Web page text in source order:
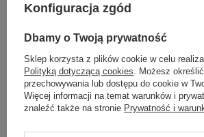
ZALOGUJ SIĘ I ZOBACZ
Masz pytanie? Chętnie pomożemy.
Zadzwoń+48 601 547 740 Zadaj
skład materiału : 95% wiskoza , 5% elastan
sposób prania : pranie w pralce w 30°C
Konfiguracja zgód
Dbamy o Twoją prywatność
Sklep korzysta z plików cookie w celu
Polityką dotyczącą cookies. Możesz
przechowywania lub dostępu do cookie w
Więcej informacji na temat warunków i
znaleźć także na stronie Prywatność i